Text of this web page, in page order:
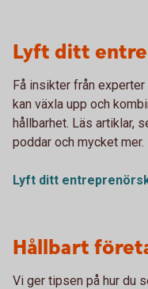
Lyft ditt
Få insikter från experter
kan växla upp och
hållbarhet. Läs artiklar,
poddar och mycket mer.
Lyft ditt
Hållbart
Vi ger tipsen på hur du